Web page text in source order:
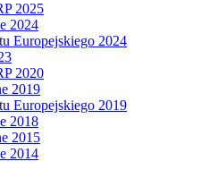
2025
2024
Europejskiego 2024
2020
2019
Europejskiego 2019
2018
2015
2014